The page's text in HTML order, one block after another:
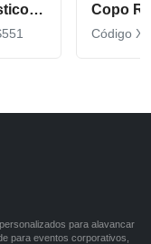
Copo Plástico personalizado In Mold Label 360 XCS551
Código
para alavancar
para eventos corporativos,